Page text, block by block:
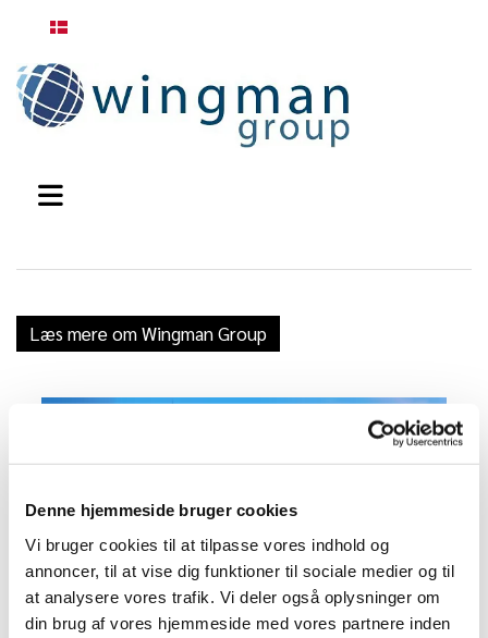
Denne hjemmeside bruger cookies
Vi bruger cookies til at tilpasse vores indhold og
annoncer, til at vise dig funktioner til sociale medier og til
at analysere vores trafik. Vi deler også oplysninger om
din brug af vores hjemmeside med vores partnere inden
Læs mere om Wingman Group